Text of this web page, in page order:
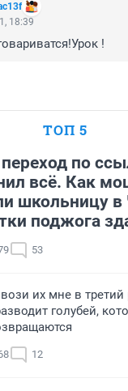
18:39
!
ТОП 5
по
всё. Как
школьницу в
поджога
53
их мне в третий
голубей,
12